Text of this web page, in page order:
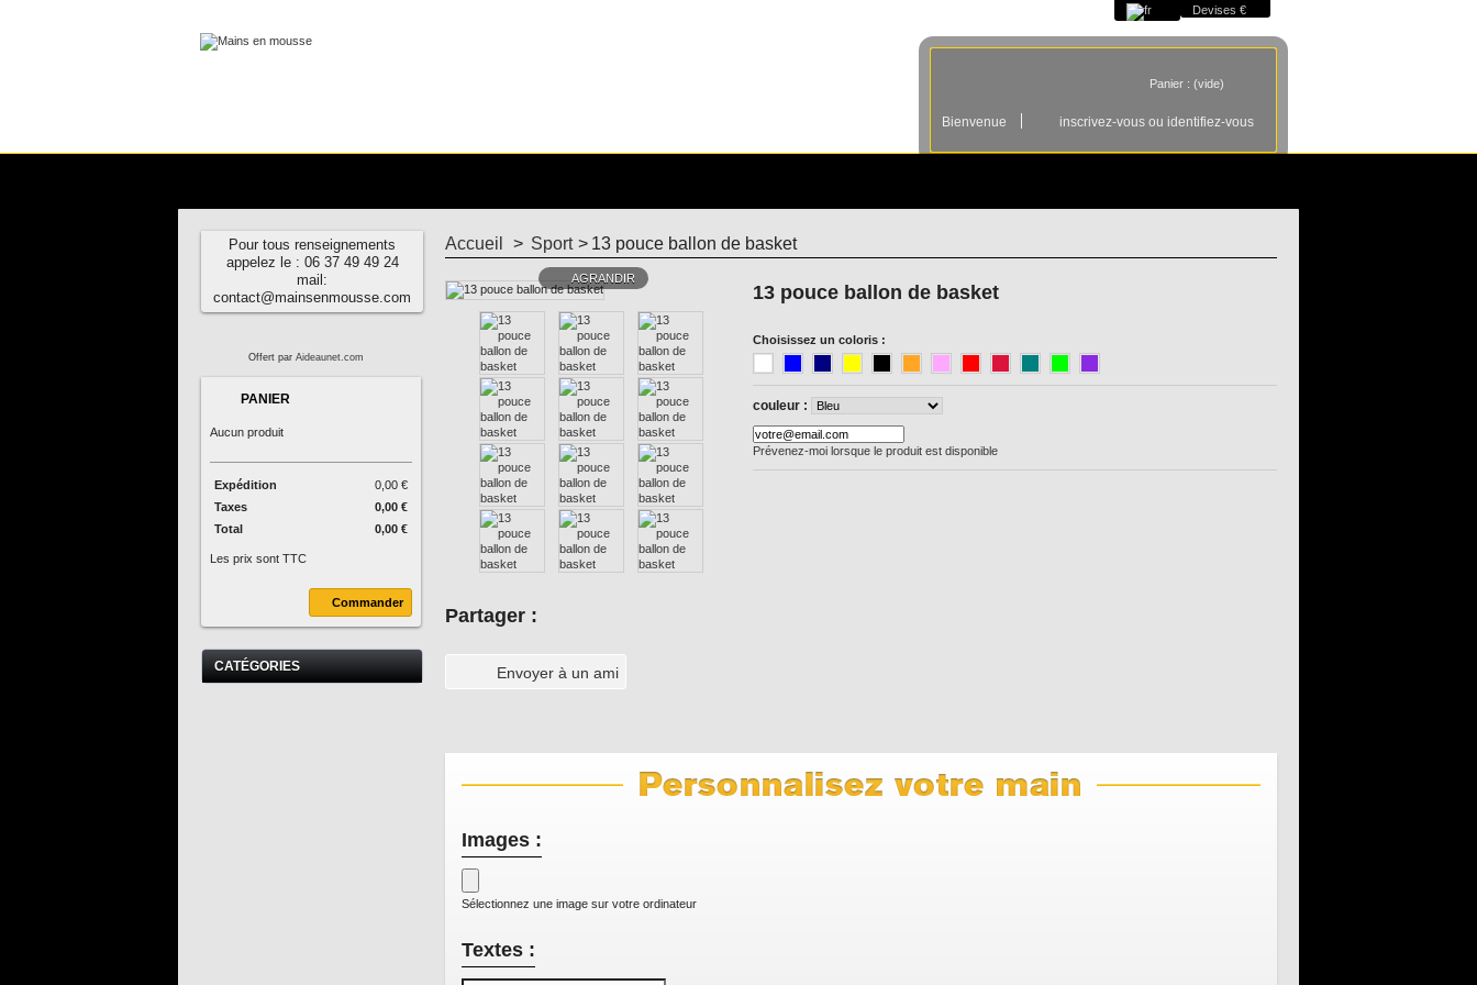
Devises €
Panier : (vide)
Bienvenue inscrivez-vous ou identifiez-vous
Accueil > Sport > 13 pouce ballon de basket
AGRANDIR
Partager :
Envoyer à un ami
13 pouce ballon de basket
Choisissez un coloris :
couleur :
Prévenez-moi lorsque le produit est disponible
Images :
Sélectionnez une image sur votre ordinateur
Textes :
Pour tous renseignements
appelez le : 06 37 49 49 24
mail:
contact@mainsenmousse.com
Offert par Aideaunet.com
PANIER
Aucun produit
Expédition
0,00 €
Taxes
0,00 €
Total
0,00 €
Les prix sont TTC
Commander
CATÉGORIES